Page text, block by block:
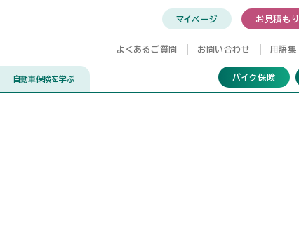
マイページ お見積もり
よくあるご質問 お問い合わせ 用語集
自動車保険を学ぶ バイク保険